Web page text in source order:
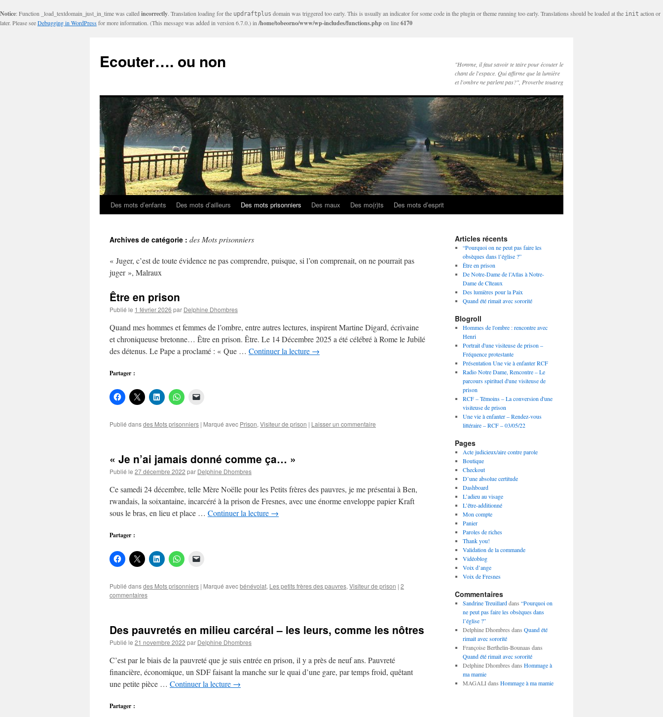
Notice: Function _load_textdomain_just_in_time was called incorrectly. Translation loading for the updraftplus domain was triggered too early. This is usually an indicator for some code in the plugin or theme running too early. Translations should be loaded at the init action or
later. Please seeDebugging in WordPressfor more information. (This message was added in version 6.7.0.) in /home/tobeorno/www/wp-includes/functions.phpon line6170
Ecouter…. ou non
"Homme, il faut savoir te taire pour écouter le
chant de l'espace. Qui affirme que la lumière
et l'ombre ne parlent pas?", Proverbe touareg
Aller
contenu
Des mots d’enfants Des mots d’ailleurs Des mots prisonniers Des maux Des mo(r)ts Des mots d’esprit
Archives de catégorie : des Mots prisonniers
« Juger, c’est de toute évidence ne pas comprendre, puisque, si l’on comprenait, on ne pourrait pas
juger », Malraux
Être en prison
Publié le 1 février 2026 par Delphine Dhombres
Quand mes hommes et femmes de l’ombre, entre autres lectures, inspirent Martine Digard, écrivaine
et chroniqueuse bretonne… Être en prison. Être. Le 14 Décembre 2025 a été célébré à Rome le Jubilé
des détenus. Le Pape a proclamé : « Que … Continuer la lecture →
Partager :
Publié dansdes Mots prisonniers | Marqué avec Prison, Visiteur de prison | Laisser un commentaire
« Je n’ai jamais donné comme ça… »
Publié le 27 décembre 2022 par Delphine Dhombres
Ce samedi 24 décembre, telle Mère Noëlle pour les Petits frères des pauvres, je me présentai à Ben,
rwandais, la soixantaine, incarcéré à la prison de Fresnes, avec une énorme enveloppe papier Kraft
sous le bras, en lieu et place … Continuer la lecture →
Partager :
Publié dansdes Mots prisonniers | Marqué avecbénévolat, Les petits frères des pauvres, Visiteur de prison | 2
commentaires
Des pauvretés en milieu carcéral – les leurs, comme les nôtres
Publié le 21 novembre 2022 par Delphine Dhombres
C’est par le biais de la pauvreté que je suis entrée en prison, il y a près de neuf ans. Pauvreté
financière, économique, un SDF faisant la manche sur le quai d’une gare, par temps froid, quêtant
une petite pièce … Continuer la lecture →
Partager :
Articles récents
“Pourquoi on ne peut pas faire les
obsèques dans l’église ?”
Être en prison
De Notre-Dame de l’Atlas à Notre-
Dame de Cîteaux
Des lumières pour la Paix
Quand été rimait avec sororité
Blogroll
Hommes de l'ombre : rencontre avec
Henri
Portrait d'une visiteuse de prison –
Fréquence protestante
Présentation Une vie à enfanter RCF
Radio Notre Dame, Rencontre – Le
parcours spirituel d'une visiteuse de
prison
RCF – Témoins – La conversion d'une
visiteuse de prison
Une vie à enfanter – Rendez-vous
littéraire – RCF – 03/05/22
Pages
Acte judicieux/aire contre parole
Boutique
Checkout
D’une absolue certitude
Dashboard
L’adieu au visage
L’être-additionné
Mon compte
Panier
Paroles de riches
Thank you!
Validation de la commande
Vidéoblog
Voix d’ange
Voix de Fresnes
Commentaires
Sandrine Treuillarddans “Pourquoi on
ne peut pas faire les obsèques dans
l’église ?”
Delphine Dhombres dans Quand été
rimait avec sororité
Françoise Berthelin-Bounaas dans
Quand été rimait avec sororité
Delphine Dhombres dans Hommage à
ma mamie
MAGALIdans Hommage à ma mamie